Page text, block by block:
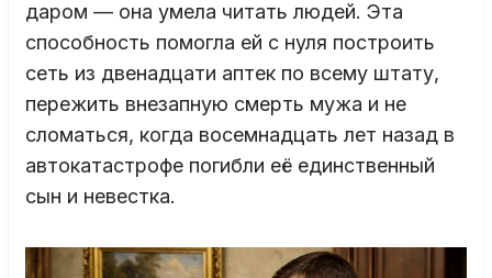
даром — она умела читать людей. Эта
способность помогла ей с нуля построить
сеть из двенадцати аптек по всему штату,
пережить внезапную смерть мужа и не
сломаться, когда восемнадцать лет назад в
автокатастрофе погибли её единственный
сын и невестка.